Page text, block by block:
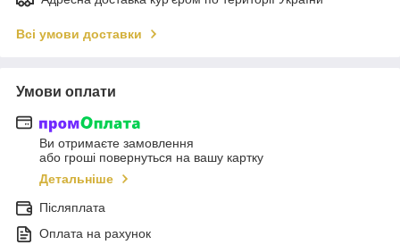
Всі умови доставки
Умови оплати
Ви отримаєте замовлення
або гроші повернуться на вашу картку
Детальніше
Післяплата
Оплата на рахунок